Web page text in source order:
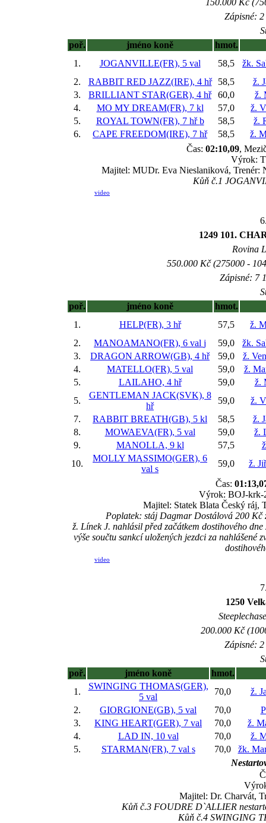
150.000 Kč
Zápisné:
poř.
jméno koně
hmot.
1.
JOGANVILLE(FR), 5 val 58,5
žk.
2.
RABBIT RED JAZZ(IRE), 4 hř 58,5
ž.
3.
BRILLIANT STAR(GER), 4 hř 60,0
ž.
4.
MO MY DREAM(FR), 7 kl 57,0
ž.
5.
ROYAL TOWN(FR), 7 hřb 58,5
ž.
6.
CAPE FREEDOM(IRE), 7 hř 58,5
ž.
Čas: 02:10,09,
Výrok:
Majitel: MUDr. Eva Nieslaniková, Trenér:
Kůň č.1
video
1249 101.
Rovina
550.000 Kč (275000 -
Zápisné: 7
poř.
jméno koně
hmot.
1.
HELP(FR), 3 hř 57,5
ž.
2.
MANOAMANO(FR), 6 val j 59,0
žk.
3.
DRAGON ARROW(GB), 4 hř 59,0
ž.
4.
MATELLO(FR), 5 val 59,0
ž.
5.
LAILAHO, 4 hř 59,0
ž.
5.
GENTLEMAN JACK(SVK), 8
hř
59,0
ž.
7.
RABBIT BREATH(GB), 5 kl 58,5
ž.
8.
MOWAEVA(FR), 5 val 59,0
ž.
9.
MANOLLA, 9 kl 57,5
10.
MOLLY MASSIMO(GER), 6
val s
59,0
ž.
Čas:
Výrok: BOJ-krk-
Majitel: Statek Blata Český ráj,
Poplatek: stáj Dagmar Dostálová 200
ž. Línek J. nahlásil před začátkem dostihového
výše součtu sankcí uložených jezdci za
video
1250
200.000 Kč
Zápisné:
poř.
jméno koně
hmot.
1.
SWINGING THOMAS(GER),
5 val
70,0
ž.
2.
GIORGIONE(GB), 5 val 70,0
3.
KING HEART(GER), 7 val 70,0
ž.
4.
LAD IN, 10 val 70,0
ž.
5.
STARMAN(FR), 7 val s 70,0
žk.
Majitel: Dr. Charvát,
Kůň č.3 FOUDRE D`ALLIER
Kůň č.4 SWINGING